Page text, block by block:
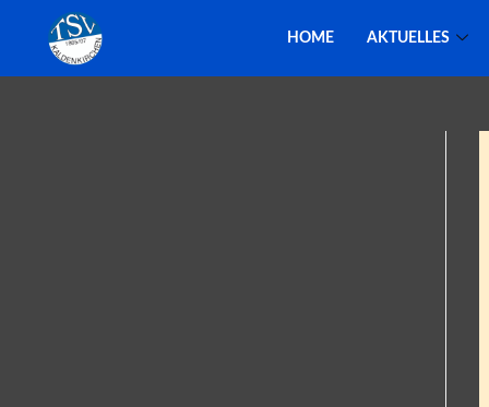
HOME AKTUELLES